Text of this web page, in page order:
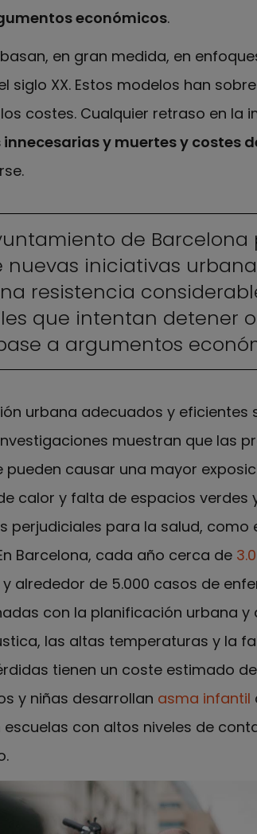
económicos.
en gran medida, en
XX. Estos modelos han
costes. Cualquier retraso en la
y muertes y costes
de Barcelona
iniciativas
resistencia
que intentan detener
a argumentos
urbana adecuados y eficientes
muestran que las
causar una mayor
calor y falta de espacios verdes
perjudiciales para la salud, como
Barcelona, cada año cerca de
alrededor de 5.000 casos de
con la planificación urbana y
las altas temperaturas y la
tienen un coste estimado
y niñas desarrollan asma infantil
con altos niveles de